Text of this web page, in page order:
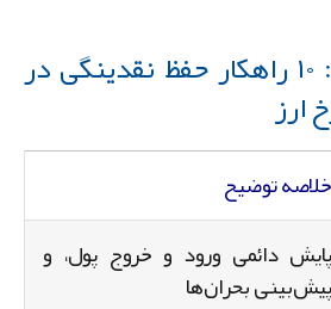
جدول خلاصه: ۱۰ راهکار حفظ نقدینگی در
توضیح
دائمی ورود و خروج پول، و
بحران‌ها